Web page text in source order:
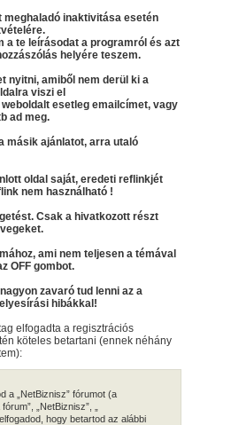
meghaladó inaktivitása esetén
a te leírásodat a programról és azt
helyére teszem.
nyitni, amiből nem derül ki a
viszi el
esetleg emailcímet, vagy
ad meg.
másik ajánlatot, arra utaló
oldal saját, eredeti reflinkjét
nem használható !
Csak a hivatkozott részt
ami nem teljesen a témával
OFF gombot.
zavaró tud lenni az a
hibákkal!
elfogadta a regisztrációs
köteles betartani (ennek néhány
a „NetBiznisz” fórumot (a
„NetBiznisz”, „
hogy betartod az alábbi